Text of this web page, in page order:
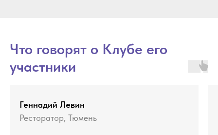
Что говорят о Клубе его
участники
Геннадий Левин
Ресторатор, Тюмень